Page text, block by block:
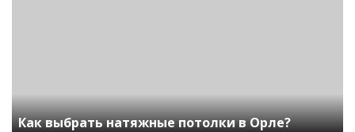
Как выбрать натяжные потолки в Орле?